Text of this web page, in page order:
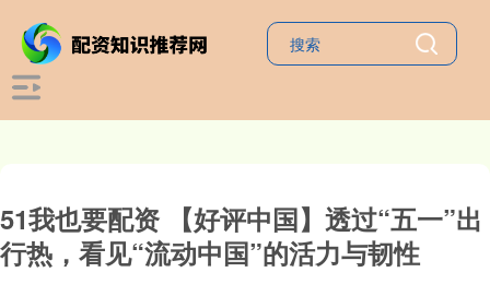
51我也要配资 【好评中国】透过“五一”出
行热，看见“流动中国”的活力与韧性